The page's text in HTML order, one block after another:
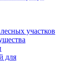
участков
для